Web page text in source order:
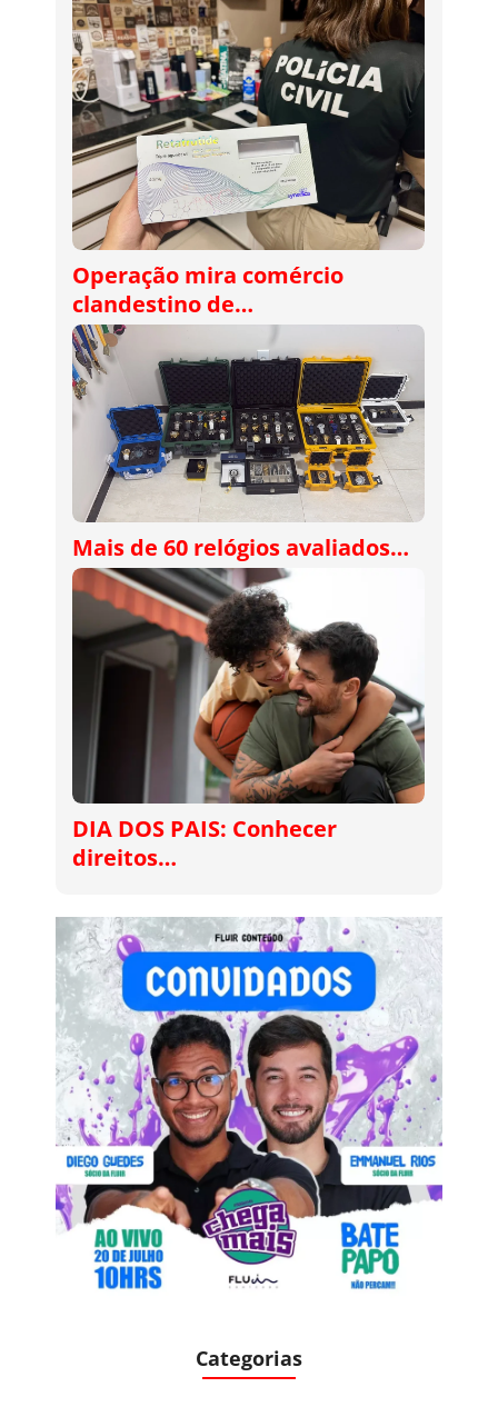
Operação mira comércio
clandestino de…
Mais de 60 relógios avaliados…
DIA DOS PAIS: Conhecer
direitos…
Categorias